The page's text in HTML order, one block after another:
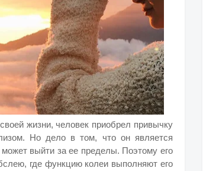
жизни, человек приобрел привычку
Но дело в том, что он является
выйти за ее пределы. Поэтому его
где функцию колеи выполняют его